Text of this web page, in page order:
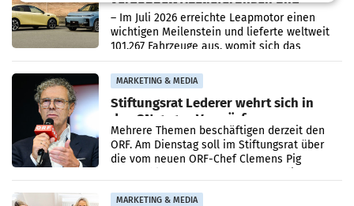
überschreitet die 100.000er-Marke
– Im Juli 2026 erreichte Leapmotor einen
wichtigen Meilenstein und lieferte weltweit
101.267 Fahrzeuge aus, womit sich das
Ergebnis gegenüber Juli 2025 mehr als
verdoppelte (+102
MARKETING & MEDIA
Stiftungsrat Lederer wehrt sich in
den SN gegen Vorwürfe
Mehrere Themen beschäftigen derzeit den
ORF. Am Dienstag soll im Stiftungsrat über
die vom neuen ORF-Chef Clemens Pig
MARKETING & MEDIA